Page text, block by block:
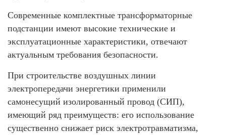
Современные комплектные трансформаторные
подстанции имеют высокие технические и
эксплуатационные характеристики, отвечают
актуальным требования безопасности.
При строительстве воздушных линии
электропередачи энергетики применили
самонесущий изолированный провод (СИП),
имеющий ряд преимуществ: его использование
существенно снижает риск электротравматизма,